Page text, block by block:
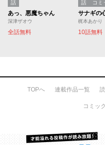
話
あっ、悪魔ちゃん
深津ザオウ
全話無料
話 コミ
サナギの
梶本あかり
10話無料
TOPへ 連載作品一覧
コミッ